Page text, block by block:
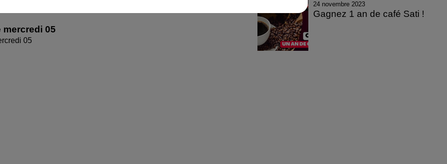
05
05
24 novembre 2023
Gagnez 1 an de café Sati !